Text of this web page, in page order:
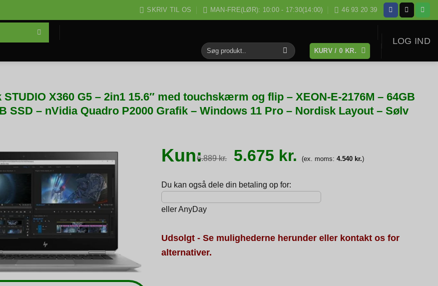
SKRIV TIL OS MAN-FRE(LØR): 10:00 - 17:30(14:00) 46 93 20 39
Søg
efter:
KURV /0 KR.
LOG IND
STUDIO X360 G5 – 2in1 15.6″ med touchskærm og flip – XEON-E-2176M – 64GB
SSD – nVidia Quadro P2000 Grafik – Windows 11 Pro – Nordisk Layout – Sølv
Kun:6.889kr. Den
oprindelige
pris
6.889 kr..
5.675 kr. Den
aktuelle
pris
(ex. moms:4.540 kr.)
Du kan også dele din betaling op for:
ellerAnyDay
Udsolgt - Se mulighederne herunder eller kontakt os for
alternativer.